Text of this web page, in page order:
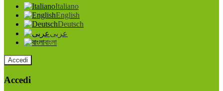
Italiano
English
Deutsch
عربى
বাংলা
Accedi
Accedi